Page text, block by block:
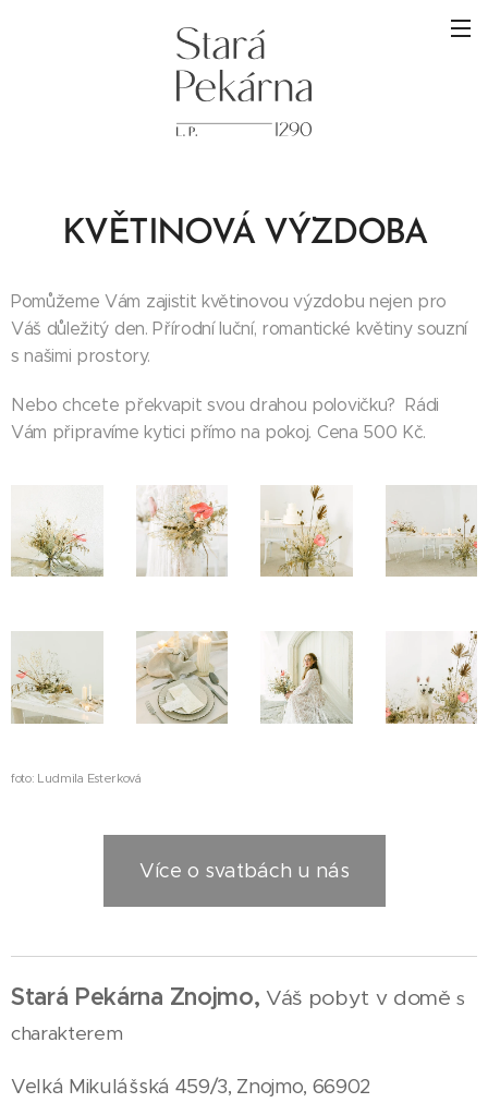
KVĚTINOVÁ VÝZDOBA
Pomůžeme Vám zajistit květinovou výzdobu nejen pro
Váš důležitý den. Přírodní luční, romantické květiny souzní
s našimi prostory.
Nebo chcete překvapit svou drahou polovičku? Rádi
Vám připravíme kytici přímo na pokoj. Cena 500 Kč.
foto: Ludmila Esterková
Více o svatbách u nás
Stará Pekárna Znojmo, Váš pobyt v domě s
charakterem
Velká Mikulášská 459/3, Znojmo, 66902